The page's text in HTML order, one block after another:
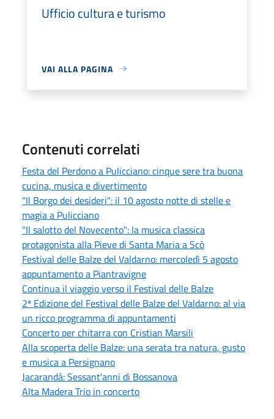
Ufficio cultura e turismo
VAI ALLA PAGINA
Contenuti correlati
Festa del Perdono a Pulicciano: cinque sere tra buona
cucina, musica e divertimento
"Il Borgo dei desideri": il 10 agosto notte di stelle e
magia a Pulicciano
"Il salotto del Novecento": la musica classica
protagonista alla Pieve di Santa Maria a Scò
Festival delle Balze del Valdarno: mercoledì 5 agosto
appuntamento a Piantravigne
Continua il viaggio verso il Festival delle Balze
2ª Edizione del Festival delle Balze del Valdarno: al via
un ricco programma di appuntamenti
Concerto per chitarra con Cristian Marsili
Alla scoperta delle Balze: una serata tra natura, gusto
e musica a Persignano
Jacarandà: Sessant'anni di Bossanova
Alta Madera Trio in concerto